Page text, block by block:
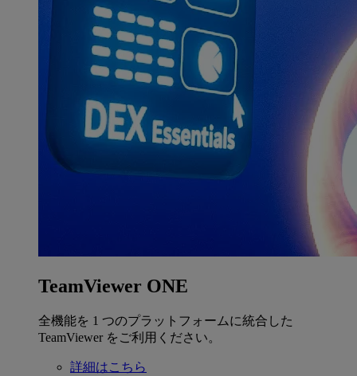
TeamViewer ONE
全機能を 1 つのプラットフォームに統合した
TeamViewer をご利用ください。
詳細はこちら